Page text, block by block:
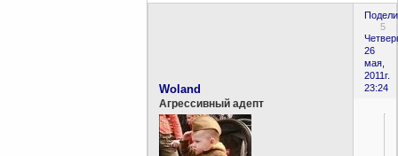
5
26
мая,
2011г.
23:24
Woland
Агрессивный адепт